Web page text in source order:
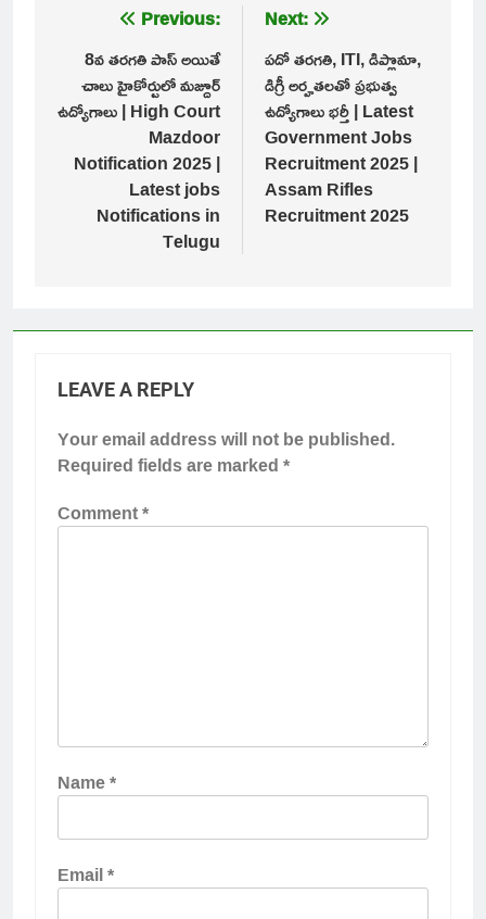
navigation
Previous:
8వ తరగతి పాస్ అయితే
చాలు హైకోర్టులో మజ్దూర్
ఉద్యోగాలు | High Court
Mazdoor
Notification 2025 |
Latest jobs
Notifications in
Telugu
Next:
పదో తరగతి, ITI, డిప్లొమా,
డిగ్రీ అర్హతలతో ప్రభుత్వ
ఉద్యోగాలు భర్తీ | Latest
Government Jobs
Recruitment 2025 |
Assam Rifles
Recruitment 2025
LEAVE A REPLY
Your email address will not be published.
Required fields are marked*
Comment*
Name*
Email*